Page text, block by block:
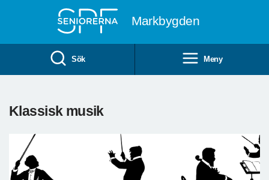
Markbygden
Sök Meny
Klassisk musik